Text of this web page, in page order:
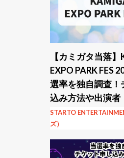
【カミガタ当落
EXPO PARK FES
選率を独自調査！
込み方法や出演者
STARTO
ズ）